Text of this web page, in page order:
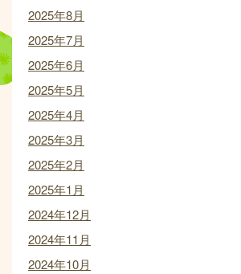
2025年8月
2025年7月
2025年6月
2025年5月
2025年4月
2025年3月
2025年2月
2025年1月
2024年12月
2024年11月
2024年10月